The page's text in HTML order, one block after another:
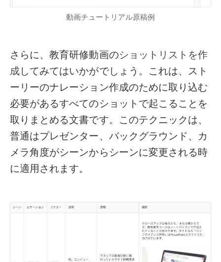
動画チュートリアル原稿例
さらに、教育研修動画のショットリストを作
成 してみてはいかがでしょう。これは、スト
ーリーのナレーション作成のために取り込む
必要があるすべてのショットで起こることを
取りまとめる文書です。このテクニックは、
普通はプレゼンター、バックグラウンド、カ
メラ角度がシーンからシーンに変更される時
に適用されます。